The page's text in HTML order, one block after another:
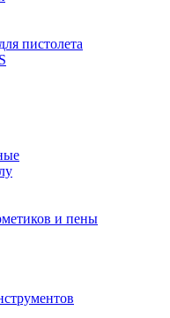
пистолета
и пены